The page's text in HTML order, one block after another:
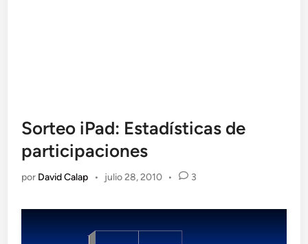
Sorteo iPad: Estadísticas de
participaciones
por David Calap • julio 28, 2010 • 3